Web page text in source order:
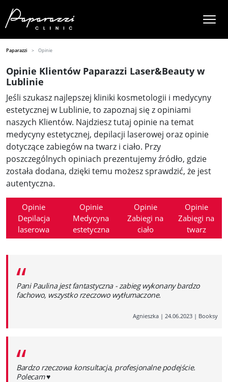
Paparazzi Opinie
Opinie Klientów Paparazzi Laser&Beauty w
Lublinie
Jeśli szukasz najlepszej kliniki kosmetologii i medycyny
estetycznej w Lublinie, to zapoznaj się z opiniami
naszych Klientów. Najdziesz tutaj opinie na temat
medycyny estetycznej, depilacji laserowej oraz opinie
dotyczące zabiegów na twarz i ciało. Przy
poszczególnych opiniach prezentujemy źródło, gdzie
została dodana, dzięki temu możesz sprawdzić, że jest
autentyczna.
Opinie
Depilacja
laserowa
Opinie
Medycyna
estetyczna
Opinie
Zabiegi na
ciało
Opinie
Zabiegi na
twarz
“
Pani Paulina jest fantastyczna - zabieg wykonany bardzo
fachowo, wszystko rzeczowo wytłumaczone.
Agnieszka | 24.06.2023 | Booksy
“
Bardzo rzeczowa konsultacja, profesjonalne podejście.
Polecam ♥️